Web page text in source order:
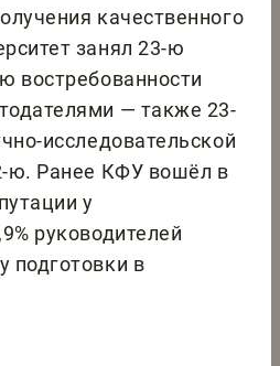
качественного
занял 23-ю
востребованности
— также 23-
исследовательской
ю. Ранее КФУ вошёл в
у
руководителей
подготовки в